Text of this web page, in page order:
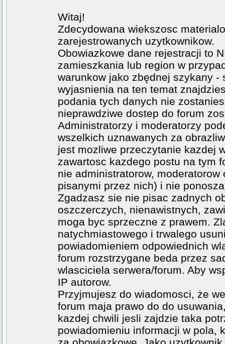
Witaj!
Zdecydowana wiekszosc
zarejestrowanych uzytkownikow.
Obowiazkowe dane rejestracji to
zamieszkania lub region w
warunkow jako zbędnej szykany
wyjasnienia na ten temat
podania tych danych nie
nieprawdziwe dostep do forum
Administratorzy i moderatorzy
wszelkich uznawanych za
jest mozliwe przeczytanie kazdej
zawartosc kazdego postu na tym
nie administratorow,
pisanymi przez nich) i nie
Zgadzasz sie nie pisac zadnych
oszczerczych, nienawistnych,
moga byc sprzeczne z prawem.
natychmiastowego i trwalego
powiadomieniem odpowiednich
forum rozstrzygane beda przez
wlasciciela serwera/forum. Aby
IP autorow.
Przyjmujesz do wiadomosci, że
forum maja prawo do do
kazdej chwili jesli zajdzie taka
powiadomieniu informacji w pola,